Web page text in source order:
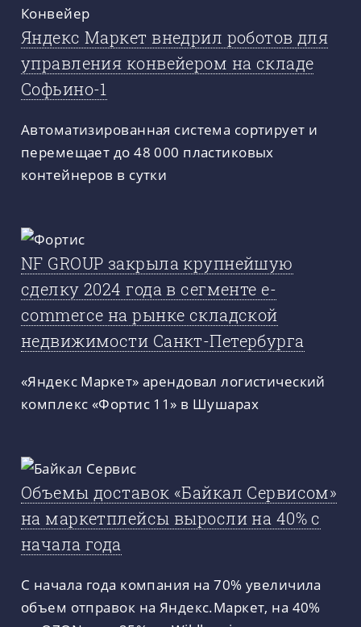
Яндекс Маркет внедрил роботов для
управления конвейером на складе
Софьино-1
Автоматизированная система сортирует и
перемещает до 48 000 пластиковых
контейнеров в сутки
NF GROUP закрыла крупнейшую
сделку 2024 года в сегменте e-
commerce на рынке складской
недвижимости Санкт-Петербурга
«Яндекс Маркет» арендовал логистический
комплекс «Фортис 11» в Шушарах
Объемы доставок «Байкал Сервисом»
на маркетплейсы выросли на 40% с
начала года
С начала года компания на 70% увеличила
объем отправок на Яндекс.Маркет, на 40%